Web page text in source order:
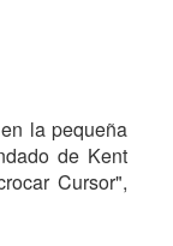
la pequeña
de Kent
Cursor",